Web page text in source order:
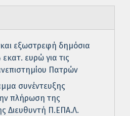
εξωστρεφή δημόσια
ευρώ για τις
Πατρών
συνέντευξης
πλήρωση της
Διευθυντή Π.ΕΠΑ.Λ.